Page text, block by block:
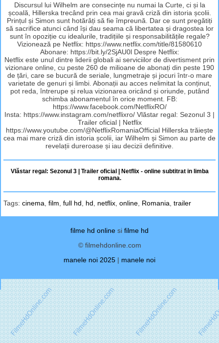
Discursul lui Wilhelm are consecințe nu numai la Curte, ci și la
școală, Hillerska trecând prin cea mai gravă criză din istoria școlii.
Prințul și Simon sunt hotărâți să fie împreună. Dar ce sunt pregătiți
să sacrifice atunci când își dau seama că libertatea și dragostea lor
sunt în opoziție cu idealurile, tradițiile și responsabilitățile regale?
Vizionează pe Netflix: https://www.netflix.com/title/81580610
Abonare: https://bit.ly/2SjAU0l Despre Netflix:
Netflix este unul dintre liderii globali ai serviciilor de divertisment prin
vizionare online, cu peste 260 de milioane de abonați din peste 190
de țări, care se bucură de seriale, lungmetraje și jocuri într-o mare
varietate de genuri și limbi. Abonații au acces nelimitat la conținut,
pot reda, întrerupe și relua vizionarea oricând și oriunde, putând
schimba abonamentul în orice moment. FB:
https://www.facebook.com/NetflixRO/
Insta: https://www.instagram.com/netflixro/ Vlăstar regal: Sezonul 3 |
Trailer oficial | Netflix
https://www.youtube.com/@NetflixRomaniaOfficial Hillerska trăiește
cea mai mare criză din istoria școlii, iar Wilhelm și Simon au parte de
revelații dureroase și iau decizii definitive.
Vlăstar regal: Sezonul 3 | Trailer oficial | Netflix - online subtitrat in limba
romana.
Tags: cinema film full hd hd netflix online Romania trailer
filme hd online si filme hd
© filmehdonline.com
manele noi 2025 | manele noi